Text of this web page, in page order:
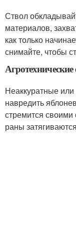
Ствол
материалов,
как только
снимайте, чтобы
Неаккуратные
навредить
стремится
раны